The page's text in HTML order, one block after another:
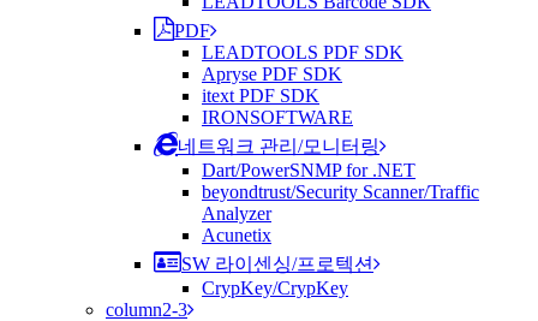
PDF
LEADTOOLS PDF SDK
Apryse PDF SDK
itext PDF SDK
IRONSOFTWARE
네트워크 관리/모니터링
Dart/PowerSNMP for .NET
beyondtrust/Security Scanner/Traffic
Analyzer
Acunetix
SW 라이센싱/프로텍션
CrypKey/CrypKey
column2-3